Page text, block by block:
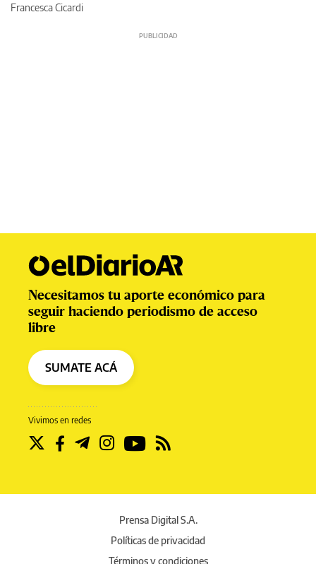
Francesca Cicardi
Vivimos en redes
Necesitamos tu aporte económico para
seguir haciendo periodismo de acceso
libre
SUMATE ACÁ
Prensa Digital S.A.
Políticas de privacidad
Términos y condiciones